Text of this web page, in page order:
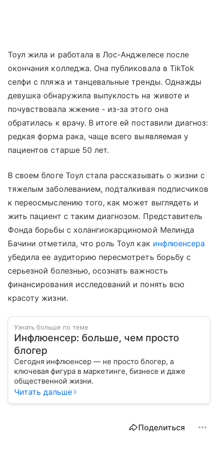
Тоул жила и работала в Лос-Анджелесе после
окончания колледжа. Она публиковала в TikTok
селфи с пляжа и танцевальные тренды. Однажды
девушка обнаружила выпуклость на животе и
почувствовала жжение - из-за этого она
обратилась к врачу. В итоге ей поставили диагноз:
редкая форма рака, чаще всего выявляемая у
пациентов старше 50 лет.
В своем блоге Тоул стала рассказывать о жизни с
тяжелым заболеванием, подталкивая подписчиков
к переосмыслению того, как может выглядеть и
жить пациент с таким диагнозом. Представитель
Фонда борьбы с холангиокарциномой Мелинда
Бачини отметила, что роль Тоул как инфлюенсера
убедила ее аудиторию пересмотреть борьбу с
серьезной болезнью, осознать важность
финансирования исследований и понять всю
красоту жизни.
Узнать больше по теме
Инфлюенсер: больше, чем просто
блогер
Сегодня инфлюенсер — не просто блогер, а
ключевая фигура в маркетинге, бизнесе и даже
общественной жизни.
Читать дальше
Поделиться